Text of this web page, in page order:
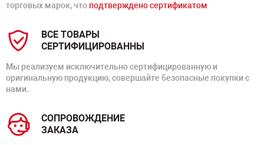
торговых марок, что подтверждено сертификатом
ВСЕ ТОВАРЫ
СЕРТИФИЦИРОВАННЫ
Мы реализуем исключительно сертифицированную и
оригинальную продукцию, совершайте безопасные покупки с
нами.
СОПРОВОЖДЕНИЕ
ЗАКАЗА